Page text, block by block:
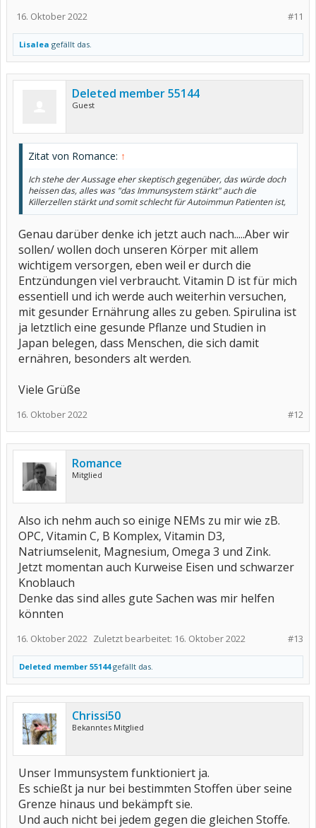
#11
16. Oktober 2022
Lisalea gefällt das.
Deleted member 55144
Guest
Zitat von Romance: ↑
Ich stehe der Aussage eher skeptisch gegenüber, das würde doch
heissen das, alles was "das Immunsystem stärkt" auch die
Killerzellen stärkt und somit schlecht für Autoimmun Patienten ist,
Genau darüber denke ich jetzt auch nach.....Aber wir
sollen/ wollen doch unseren Körper mit allem
wichtigem versorgen, eben weil er durch die
Entzündungen viel verbraucht. Vitamin D ist für mich
essentiell und ich werde auch weiterhin versuchen,
mit gesunder Ernährung alles zu geben. Spirulina ist
ja letztlich eine gesunde Pflanze und Studien in
Japan belegen, dass Menschen, die sich damit
ernähren, besonders alt werden.
Viele Grüße
#12
16. Oktober 2022
Romance
Mitglied
Also ich nehm auch so einige NEMs zu mir wie zB.
OPC, Vitamin C, B Komplex, Vitamin D3,
Natriumselenit, Magnesium, Omega 3 und Zink.
Jetzt momentan auch Kurweise Eisen und schwarzer
Knoblauch
Denke das sind alles gute Sachen was mir helfen
könnten
#13
16. Oktober 2022 Zuletzt bearbeitet: 16. Oktober 2022
Deleted member 55144gefällt das.
Chrissi50
Bekanntes Mitglied
Unser Immunsystem funktioniert ja.
Es schießt ja nur bei bestimmten Stoffen über seine
Grenze hinaus und bekämpft sie.
Und auch nicht bei jedem gegen die gleichen Stoffe.